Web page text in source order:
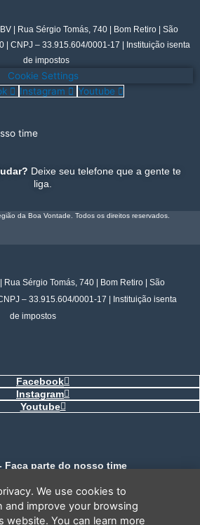
| Rua Sérgio Tomás, 740 | Bom Retiro | São
| CNPJ – 33.915.604/0001-17 | Instituição isenta
de impostos
Cookie Settings
Instagram Youtube
time
Deixe seu telefone que a gente te
liga.
da Boa Vontade. Todos os direitos reservados.
Rua Sérgio Tomás, 740 | Bom Retiro | São
– 33.915.604/0001-17 | Instituição isenta
de impostos
Facebook
Instagram
Youtube
Faça parte do nosso time
We use cookies to
and improve your browsing
website. You can learn more